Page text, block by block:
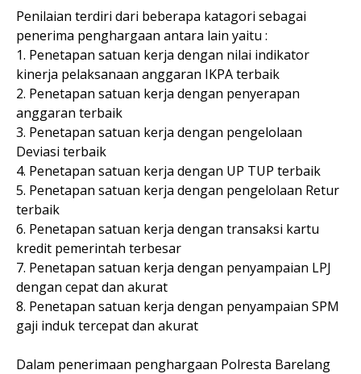
Penilaian terdiri dari beberapa katagori sebagai
penerima penghargaan antara lain yaitu :
1. Penetapan satuan kerja dengan nilai indikator
kinerja pelaksanaan anggaran IKPA terbaik
2. Penetapan satuan kerja dengan penyerapan
anggaran terbaik
3. Penetapan satuan kerja dengan pengelolaan
Deviasi terbaik
4. Penetapan satuan kerja dengan UP TUP terbaik
5. Penetapan satuan kerja dengan pengelolaan Retur
terbaik
6. Penetapan satuan kerja dengan transaksi kartu
kredit pemerintah terbesar
7. Penetapan satuan kerja dengan penyampaian LPJ
dengan cepat dan akurat
8. Penetapan satuan kerja dengan penyampaian SPM
gaji induk tercepat dan akurat
Dalam penerimaan penghargaan Polresta Barelang